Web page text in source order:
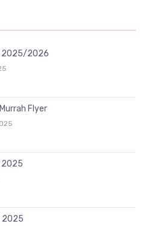
2025/2026
Flyer
2025
2025